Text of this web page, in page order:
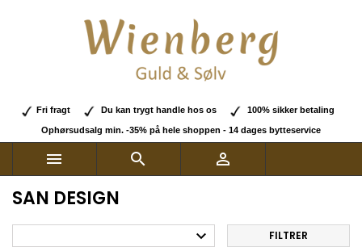
Fri fragt Du kan trygt handle hos os 100% sikker betaling
Ophørsudsalg min. -35% på hele shoppen - 14 dages bytteservice
  
SAN DESIGN
 FILTRER